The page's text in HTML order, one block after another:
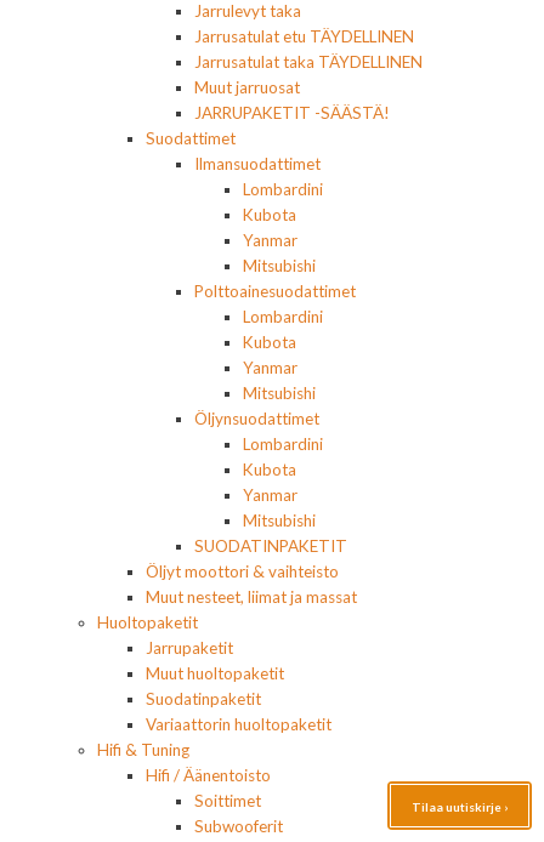
Jarrulevyt taka
Jarrusatulat etu TÄYDELLINEN
Jarrusatulat taka TÄYDELLINEN
Muut jarruosat
JARRUPAKETIT -SÄÄSTÄ!
Suodattimet
Ilmansuodattimet
Lombardini
Kubota
Yanmar
Mitsubishi
Polttoainesuodattimet
Lombardini
Kubota
Yanmar
Mitsubishi
Öljynsuodattimet
Lombardini
Kubota
Yanmar
Mitsubishi
SUODATINPAKETIT
Öljyt moottori & vaihteisto
Muut nesteet, liimat ja massat
Huoltopaketit
Jarrupaketit
Muut huoltopaketit
Suodatinpaketit
Variaattorin huoltopaketit
Hifi & Tuning
Hifi / Äänentoisto
Soittimet
Subwooferit
Tilaa uutiskirje ›